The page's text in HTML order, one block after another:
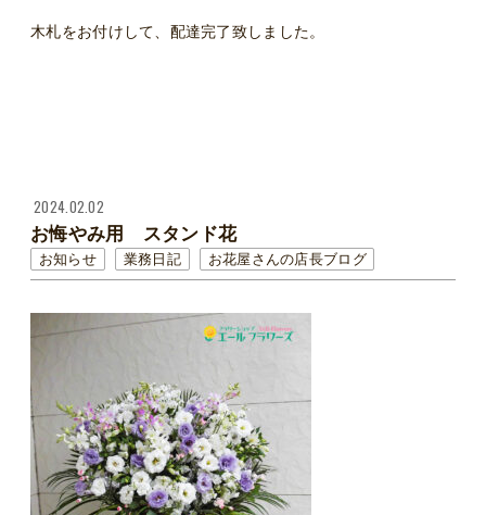
木札をお付けして、配達完了致しました。
2024.02.02
お悔やみ用 スタンド花
お知らせ 業務日記 お花屋さんの店長ブログ